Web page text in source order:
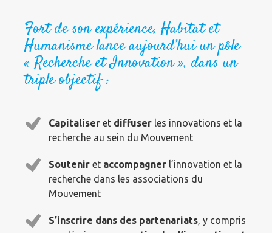
Fort de son expérience, Habitat et
Humanisme lance aujourd’hui un pôle
« Recherche et Innovation », dans un
triple objectif :
Capitaliser et diffuser les innovations et la
recherche au sein du Mouvement
Soutenir et accompagner l’innovation et la
recherche dans les associations du
Mouvement
S’inscrire dans des partenariats, y compris